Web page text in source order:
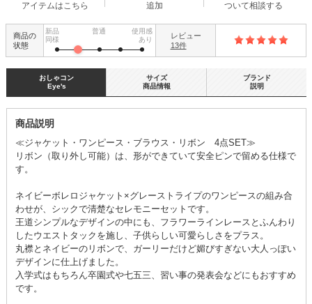
アイテムはこちら
追加
ついて相談する
商品の
状態
新品
同様
普通
使用感
あり
レビュー
13件
おしゃコン
Eye's
商品説明
≪ジャケット・ワンピース・ブラウス・リボン 4点SET≫
リボン（取り外し可能）は、形ができていて安全ピンで留める仕様で
す。
ネイビーボレロジャケット×グレーストライプのワンピースの組み合
わせが、シックで清楚なセレモニーセットです。
王道シンプルなデザインの中にも、フラワーラインレースとふんわり
したウエストタックを施し、子供らしい可愛らしさをプラス。
丸襟とネイビーのリボンで、ガーリーだけど媚びすぎない大人っぽい
デザインに仕上げました。
入学式はもちろん卒園式や七五三、習い事の発表会などにもおすすめ
です。
サイズ
商品情報
ブランド
説明